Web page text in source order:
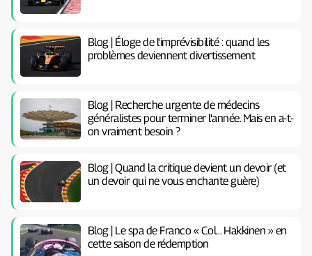
Blog | Éloge de l'imprévisibilité : quand les
problèmes deviennent divertissement
Blog | Recherche urgente de médecins
généralistes pour terminer l'année. Mais en a-t-
on vraiment besoin ?
Blog | Quand la critique devient un devoir (et
un devoir qui ne vous enchante guère)
Blog | Le spa de Franco « Col… Hakkinen » en
cette saison de rédemption